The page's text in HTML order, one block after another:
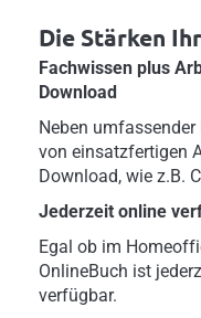
Die Stärken
Fachwissen plus
Download
Neben
von einsatzfertigen
Download, wie z.B.
Jederzeit online
Egal ob im
OnlineBuch ist
verfügbar.